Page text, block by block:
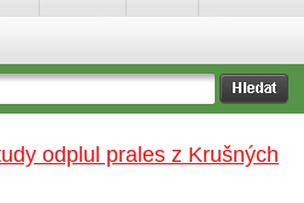
odplul prales z Krušných